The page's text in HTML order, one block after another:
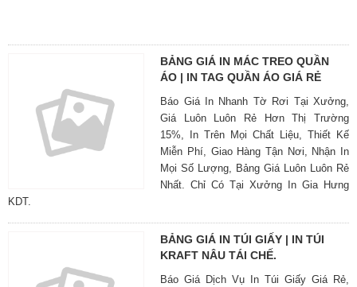
BẢNG GIÁ IN MÁC TREO QUẦN
ÁO | IN TAG QUẦN ÁO GIÁ RẺ
Báo Giá In Nhanh Tờ Rơi Tại Xưởng,
Giá Luôn Luôn Rẻ Hơn Thị Trường
15%, In Trên Mọi Chất Liệu, Thiết Kế
Miễn Phí, Giao Hàng Tận Nơi, Nhận In
Mọi Số Lượng, Bảng Giá Luôn Luôn Rẻ
Nhất. Chỉ Có Tại Xưởng In Gia Hưng
KDT.
BẢNG GIÁ IN TÚI GIẤY | IN TÚI
KRAFT NÂU TÁI CHẾ.
Báo Giá Dịch Vụ In Túi Giấy Giá Rẻ,